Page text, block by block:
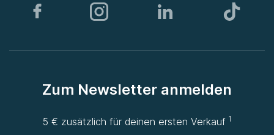
Zum Newsletter anmelden
5 € zusätzlich für deinen ersten Verkauf1